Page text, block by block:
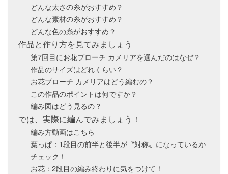
どんな太さの糸がおすすめ？
どんな素材の糸がおすすめ？
どんな色の糸がおすすめ？
作品と作り方を見てみましょう
第7回目にお花ブローチ カメリアを選んだのはなぜ？
作品のサイズはどれくらい？
お花ブローチ カメリアはどう編むの？
この作品のポイントは何ですか？
編み図はどう見るの？
では、実際に編んでみましょう！
編み方動画はこちら
葉っぱ：1段目の前半と後半が〝対称〟になっているか
チェック！
お花：2段目の編み終わりに気をつけて！